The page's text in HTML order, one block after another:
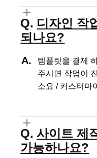
디자인 작
되나요?
템플릿을 결제
주시면 작업이
소요 / 커스터마
사이트 제
가능하나요?